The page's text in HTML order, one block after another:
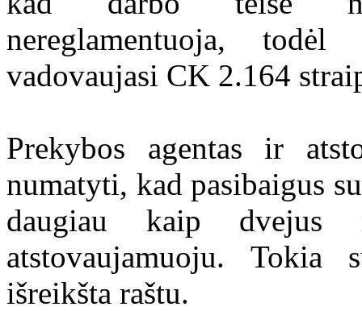
nereglamentuoja,
vadovaujasi CK 2.164
Prekybos agentas ir
numatyti, kad pasibaigus
daugiau kaip dvejus
atstovaujamuoju.
išreikšta raštu.